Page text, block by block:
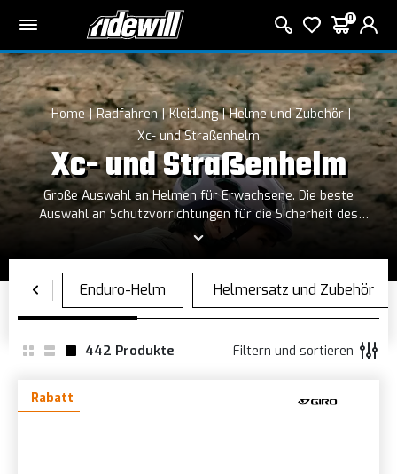
0
Home Radfahren Kleidung
Helme und Zubehör
Xc- und Straßenhelm
Xc- und Straßenhelm
Große Auswahl an Helmen für Erwachsene. Die beste
Auswahl an Schutzvorrichtungen für die Sicherheit des
Fahrers.
442 Produkte Filtern und sortieren
Rabatt